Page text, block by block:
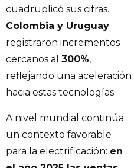
cuadruplicó sus cifras.
Colombia y Uruguay
registraron incrementos
cercanos al 300%,
reflejando una aceleración
hacia estas tecnologías.
A nivel mundial continúa
un contexto favorable
para la electrificación: en